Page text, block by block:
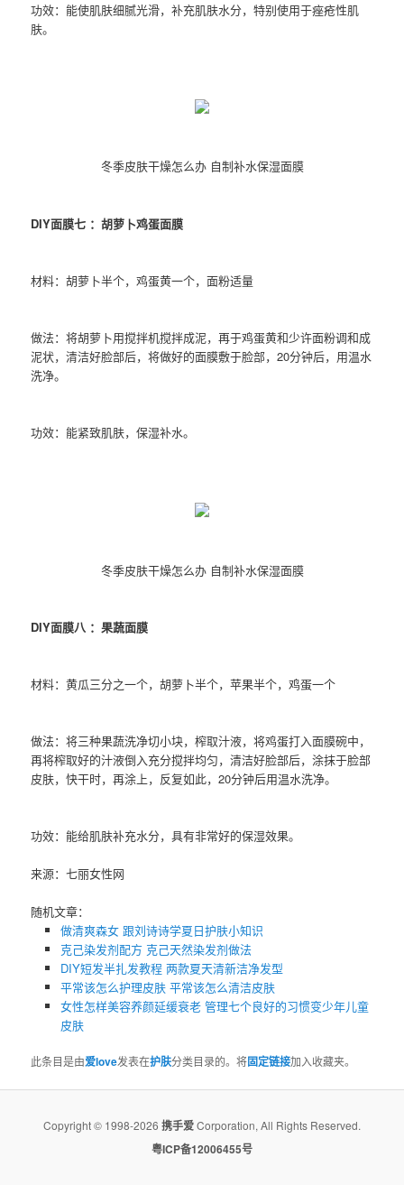
功效：能使肌肤细腻光滑，补充肌肤水分，特别使用于痤疮性肌
肤。
冬季皮肤干燥怎么办 自制补水保湿面膜
DIY面膜七 ：胡萝卜鸡蛋面膜
材料：胡萝卜半个，鸡蛋黄一个，面粉适量
做法：将胡萝卜用搅拌机搅拌成泥，再于鸡蛋黄和少许面粉调和成
泥状，清洁好脸部后，将做好的面膜敷于脸部，20分钟后，用温水
洗净。
功效：能紧致肌肤，保湿补水。
冬季皮肤干燥怎么办 自制补水保湿面膜
DIY面膜八 ：果蔬面膜
材料：黄瓜三分之一个，胡萝卜半个，苹果半个，鸡蛋一个
做法：将三种果蔬洗净切小块，榨取汁液，将鸡蛋打入面膜碗中，
再将榨取好的汁液倒入充分搅拌均匀，清洁好脸部后，涂抹于脸部
皮肤，快干时，再涂上，反复如此，20分钟后用温水洗净。
功效：能给肌肤补充水分，具有非常好的保湿效果。
来源：七丽女性网
随机文章：
做清爽森女 跟刘诗诗学夏日护肤小知识
克己染发剂配方 克己天然染发剂做法
DIY短发半扎发教程 两款夏天清新洁净发型
平常该怎么护理皮肤 平常该怎么清洁皮肤
女性怎样美容养颜延缓衰老 管理七个良好的习惯变少年儿童
皮肤
此条目是由爱love发表在护肤分类目录的。将固定链接加入收藏夹。
Copyright © 1998-2026 携手爱Corporation, All Rights Reserved.
粤ICP备12006455号